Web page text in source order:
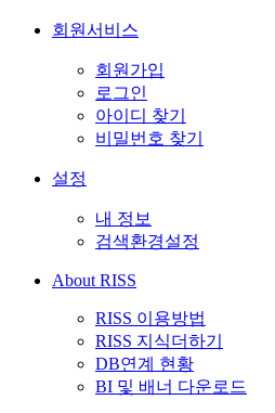
회원서비스
회원가입
로그인
아이디 찾기
비밀번호 찾기
설정
내 정보
검색환경설정
About RISS
RISS 이용방법
RISS 지식더하기
DB연계 현황
BI 및 배너 다운로드